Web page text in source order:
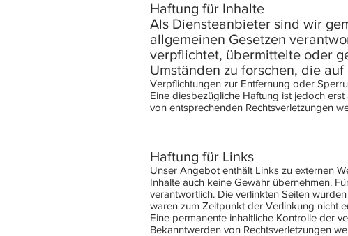
Haftung für Inhalte
Als Diensteanbieter sind wir
allgemeinen Gesetzen
verpflichtet, übermittelte oder
Umständen zu forschen, die
Verpflichtungen zur Entfernung oder
Eine diesbezügliche Haftung ist jedoch
von entsprechenden Rechtsverletzungen
Haftung für Links
Unser Angebot enthält Links zu externen
Inhalte auch keine Gewähr übernehmen.
verantwortlich. Die verlinkten Seiten
waren zum Zeitpunkt der Verlinkung nicht
Eine permanente inhaltliche Kontrolle der
Bekanntwerden von Rechtsverletzungen